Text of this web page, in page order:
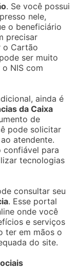
. Se você possui
nele,
o beneficiário
precisar
o Cartão
ser muito
NIS com
ainda é
da Caixa
de
pode solicitar
atendente.
confiável para
tecnologias
consultar seu
. Esse portal
onde você
e serviços
ter em mãos o
do site.